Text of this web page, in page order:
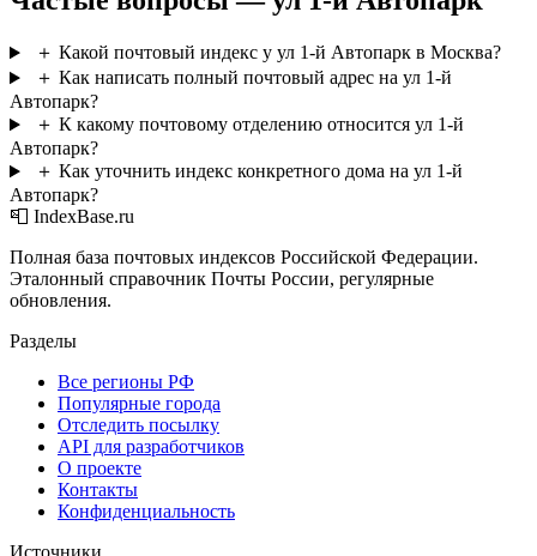
＋ Какой почтовый индекс у ул 1-й Автопарк в Москва?
＋ Как написать полный почтовый адрес на ул 1-й
Автопарк?
＋ К какому почтовому отделению относится ул 1-й
Автопарк?
＋ Как уточнить индекс конкретного дома на ул 1-й
Автопарк?
📮 IndexBase.ru
Полная база почтовых индексов Российской Федерации.
Эталонный справочник Почты России, регулярные
обновления.
Разделы
Все регионы РФ
Популярные города
Отследить посылку
API для разработчиков
О проекте
Контакты
Конфиденциальность